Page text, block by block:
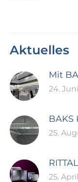
Aktuelles
Mit
24.
BAKS
25.
25.